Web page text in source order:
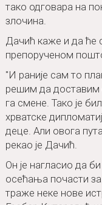
тако одговара на
злочина.
Дачић каже и да ће
препорученом
"И раније сам то
решим да доставим
га смене. Тако је
хрватске
деце. Али овога
рекао је Дачић.
Он је нагласио да
осећања почасти
траже неке нове